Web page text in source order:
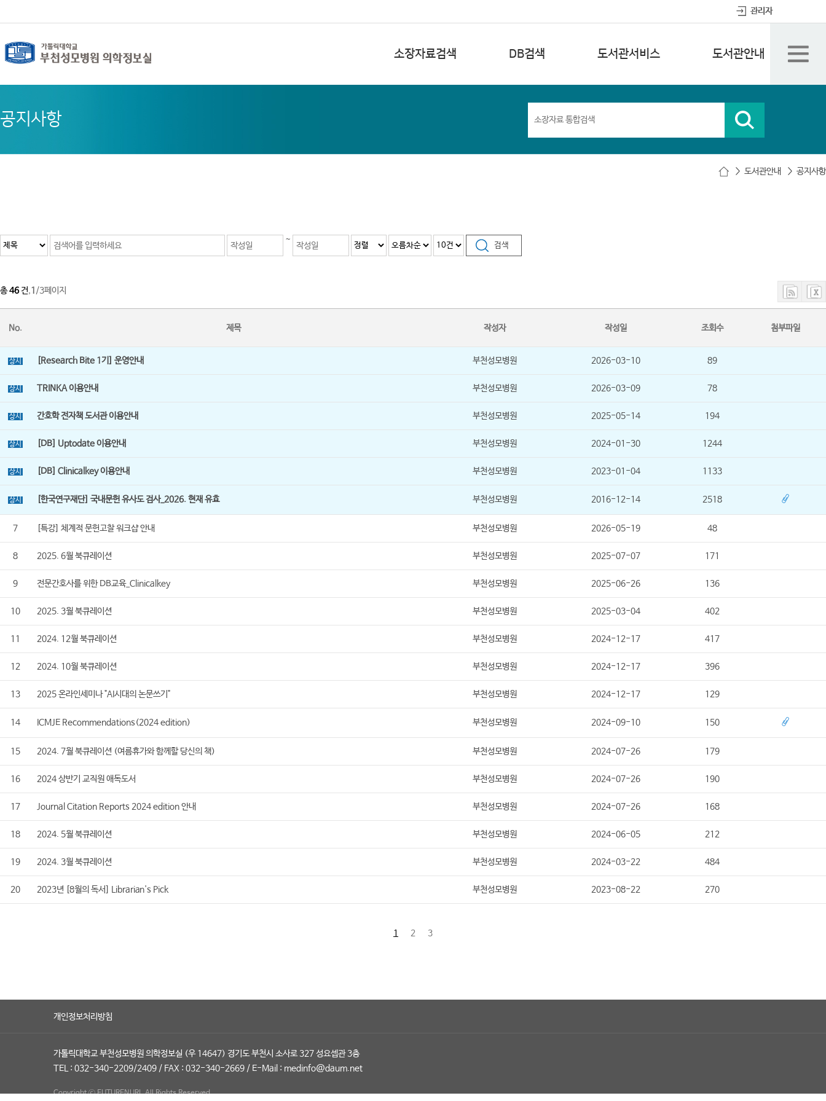
로
기
기
o
n
기
바
가
관리자
소장자료검색 DB검색 도서관서비스 도서관안내
공지사항
도서관안내 공지사항
~
총46건,1 /3페이지
No. 제목 작성자 작성일 조회수 첨부파일
상시 [Research Bite 1기] 운영안내 부천성모병원 2026-03-10 89
상시 TRINKA 이용안내 부천성모병원 2026-03-09 78
상시 간호학 전자책 도서관 이용안내 부천성모병원 2025-05-14 194
상시 [DB] Uptodate 이용안내 부천성모병원 2024-01-30 1244
상시 [DB] Clinicalkey 이용안내 부천성모병원 2023-01-04 1133
상시 [한국연구재단] 국내문헌 유사도 검사_2026. 현재 유효 부천성모병원 2016-12-14 2518
7 [특강] 체계적 문헌고찰 워크샵 안내 부천성모병원 2026-05-19 48
8 2025. 6월 북큐레이션 부천성모병원 2025-07-07 171
9 전문간호사를 위한 DB교육_Clinicalkey 부천성모병원 2025-06-26 136
10 2025. 3월 북큐레이션 부천성모병원 2025-03-04 402
11 2024. 12월 북큐레이션 부천성모병원 2024-12-17 417
12 2024. 10월 북큐레이션 부천성모병원 2024-12-17 396
13 2025 온라인세미나 "AI시대의 논문쓰기" 부천성모병원 2024-12-17 129
14 ICMJE Recommendations(2024 edition) 부천성모병원 2024-09-10 150
15 2024. 7월 북큐레이션 (여름휴가와 함께할 당신의 책) 부천성모병원 2024-07-26 179
16 2024 상반기 교직원 애독도서 부천성모병원 2024-07-26 190
17 Journal Citation Reports 2024 edition 안내 부천성모병원 2024-07-26 168
18 2024. 5월 북큐레이션 부천성모병원 2024-06-05 212
19 2024. 3월 북큐레이션 부천성모병원 2024-03-22 484
20 2023년 [8월의 독서] Librarian's Pick 부천성모병원 2023-08-22 270
1 2 3
개인정보처리방침
가톨릭대학교 부천성모병원 의학정보실 (우 14647) 경기도 부천시 소사로 327 성요셉관 3층
TEL : 032-340-2209/2409 / FAX : 032-340-2669 / E-Mail : medinfo@daum.net
Copyright ⓒ FUTURENURI. All Rights Reserved.